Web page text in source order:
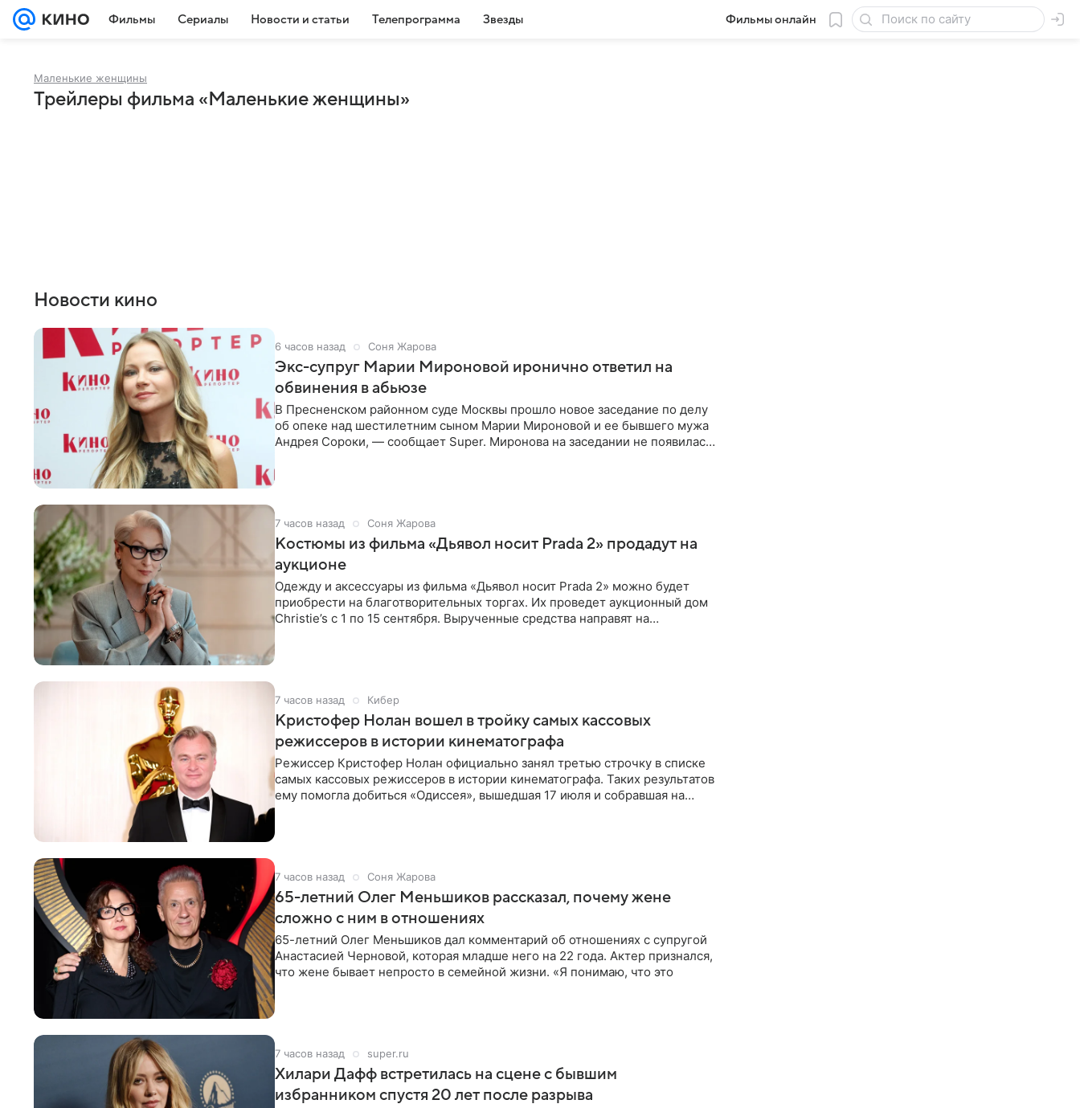
Фильмы Сериалы Новости и статьи Телепрограмма Звезды Фильмы онлайн
Маленькие женщины
Трейлеры фильма «Маленькие женщины»
Новости кино
6 часов назад Соня Жарова
Экс-супруг Марии Мироновой иронично ответил на
обвинения в абьюзе
В Пресненском районном суде Москвы прошло новое заседание по делу
об опеке над шестилетним сыном Марии Мироновой и ее бывшего мужа
Андрея Сороки, — сообщает Super. Миронова на заседании не появилась.
7 часов назад Соня Жарова
Костюмы из фильма «Дьявол носит Prada 2» продадут на
аукционе
Одежду и аксессуары из фильма «Дьявол носит Prada 2» можно будет
приобрести на благотворительных торгах. Их проведет аукционный дом
Christie’s с 1 по 15 сентября. Вырученные средства направят на
7 часов назад Кибер
Кристофер Нолан вошел в тройку самых кассовых
режиссеров в истории кинематографа
Режиссер Кристофер Нолан официально занял третью строчку в списке
самых кассовых режиссеров в истории кинематографа. Таких результатов
ему помогла добиться «Одиссея», вышедшая 17 июля и собравшая на
7 часов назад Соня Жарова
65-летний Олег Меньшиков рассказал, почему жене
сложно с ним в отношениях
65-летний Олег Меньшиков дал комментарий об отношениях с супругой
Анастасией Черновой, которая младше него на 22 года. Актер признался,
что жене бывает непросто в семейной жизни. «Я понимаю, что это
7 часов назад super.ru
Хилари Дафф встретилась на сцене с бывшим
избранником спустя 20 лет после разрыва